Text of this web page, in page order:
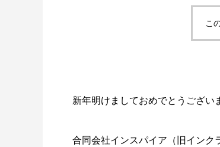
こ
新年明けましておめでとうござい
合同会社インスパイア（旧イン